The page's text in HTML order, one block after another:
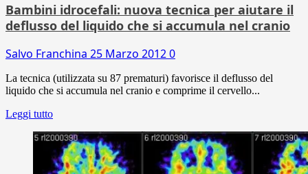
Bambini idrocefali: nuova tecnica per aiutare il
deflusso del liquido che si accumula nel cranio
Salvo Franchina 25 Marzo 20120
La tecnica (utilizzata su 87 prematuri) favorisce il deflusso del
liquido che si accumula nel cranio e comprime il cervello...
Leggi tutto